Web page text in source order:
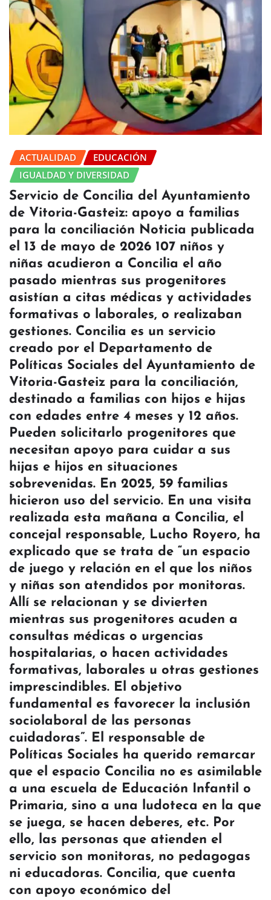
ACTUALIDAD
EDUCACIÓN
IGUALDAD Y DIVERSIDAD
Servicio de Concilia del Ayuntamiento
de Vitoria-Gasteiz: apoyo a familias
para la conciliación Noticia publicada
el 13 de mayo de 2026 107 niños y
niñas acudieron a Concilia el año
pasado mientras sus progenitores
asistían a citas médicas y actividades
formativas o laborales, o realizaban
gestiones. Concilia es un servicio
creado por el Departamento de
Políticas Sociales del Ayuntamiento de
Vitoria-Gasteiz para la conciliación,
destinado a familias con hijos e hijas
con edades entre 4 meses y 12 años.
Pueden solicitarlo progenitores que
necesitan apoyo para cuidar a sus
hijas e hijos en situaciones
sobrevenidas. En 2025, 59 familias
hicieron uso del servicio. En una visita
realizada esta mañana a Concilia, el
concejal responsable, Lucho Royero, ha
explicado que se trata de “un espacio
de juego y relación en el que los niños
y niñas son atendidos por monitoras.
Allí se relacionan y se divierten
mientras sus progenitores acuden a
consultas médicas o urgencias
hospitalarias, o hacen actividades
formativas, laborales u otras gestiones
imprescindibles. El objetivo
fundamental es favorecer la inclusión
sociolaboral de las personas
cuidadoras”. El responsable de
Políticas Sociales ha querido remarcar
que el espacio Concilia no es asimilable
a una escuela de Educación Infantil o
Primaria, sino a una ludoteca en la que
se juega, se hacen deberes, etc. Por
ello, las personas que atienden el
servicio son monitoras, no pedagogas
ni educadoras. Concilia, que cuenta
con apoyo económico del